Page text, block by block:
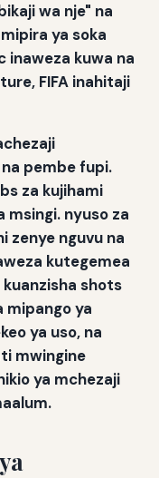
wa nje" na
ya soka
kuwa na
FIFA inahitaji
pembe fupi.
za kujihami
msingi. nyuso za
zenye nguvu na
kutegemea
shots
mipango ya
ya uso, na
mwingine
ya mchezaji